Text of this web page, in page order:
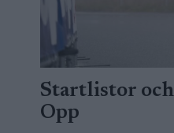
Startlistor
Opp